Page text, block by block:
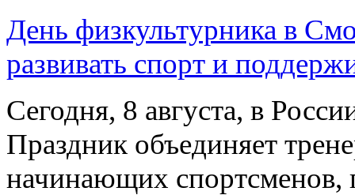
День физкультурника в
развивать спорт и
Сегодня, 8 августа, в
Праздник объединяет
начинающих